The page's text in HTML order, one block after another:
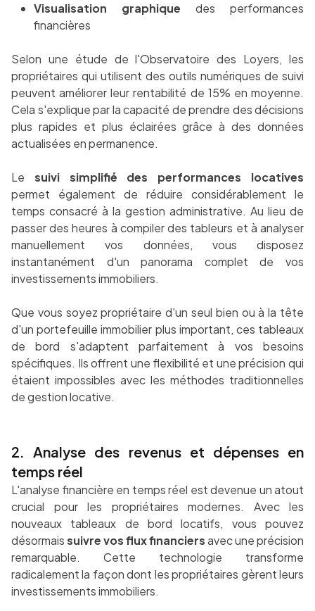
Visualisation graphique des performances
financières
Selon une étude de l'Observatoire des Loyers, les
propriétaires qui utilisent des outils numériques de suivi
peuvent améliorer leur rentabilité de 15% en moyenne.
Cela s'explique par la capacité de prendre des décisions
plus rapides et plus éclairées grâce à des données
actualisées en permanence.
Le suivi simplifié des performances locatives
permet également de réduire considérablement le
temps consacré à la gestion administrative. Au lieu de
passer des heures à compiler des tableurs et à analyser
manuellement vos données, vous disposez
instantanément d'un panorama complet de vos
investissements immobiliers.
Que vous soyez propriétaire d'un seul bien ou à la tête
d'un portefeuille immobilier plus important, ces tableaux
de bord s'adaptent parfaitement à vos besoins
spécifiques. Ils offrent une flexibilité et une précision qui
étaient impossibles avec les méthodes traditionnelles
de gestion locative.
2. Analyse des revenus et dépenses en
temps réel
L'analyse financière en temps réel est devenue un atout
crucial pour les propriétaires modernes. Avec les
nouveaux tableaux de bord locatifs, vous pouvez
désormaissuivre vos flux financiersavec une précision
remarquable. Cette technologie transforme
radicalement la façon dont les propriétaires gèrent leurs
investissements immobiliers.